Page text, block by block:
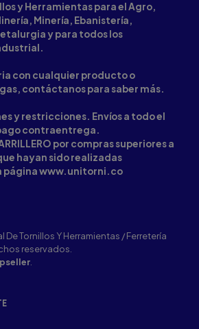
y Herramientas para el Agro,
Minería, Ebanistería,
y para todos los
con cualquier producto o
contáctanos para saber más.
y restricciones. Envíos a todo el
contraentrega.
por compras superiores a
hayan sido realizadas
página www.unitorni.co
De Tornillos Y Herramientas / Ferretería
reservados.